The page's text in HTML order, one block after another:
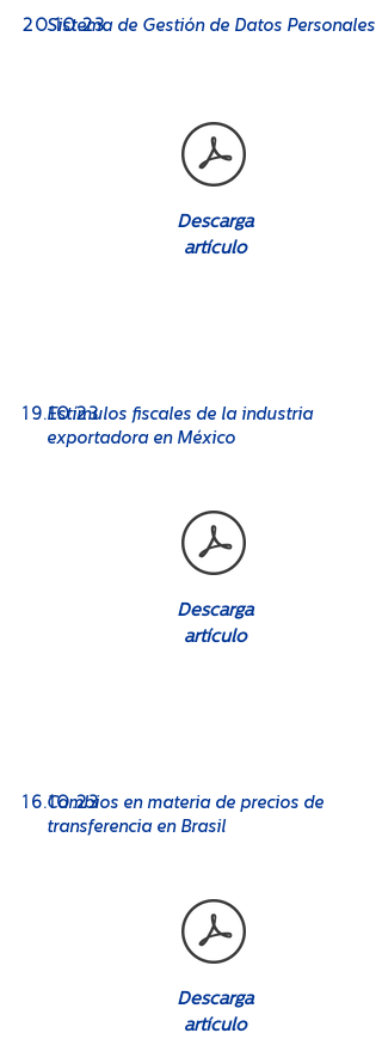
20.10.23
Sistema de Gestión de Datos Personales
Descarga
artículo
19.10.23
Estímulos fiscales de la industria
exportadora en México
Descarga
artículo
16.10.23
Cambios en materia de precios de
transferencia en Brasil
Descarga
artículo